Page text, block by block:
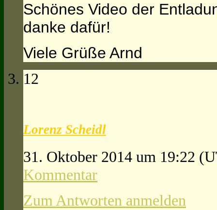
Schönes Video der
danke dafür!
Viele Grüße Arnd
12
Lorenz Scheidl
31. Oktober 2014 um 19:22
Kommentar
Zum Antworten anmelden